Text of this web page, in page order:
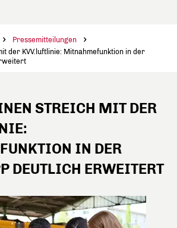
Pressemitteilungen
der KVV.luftlinie: Mitnahmefunktion in der
STREICH MIT DER
IN DER
DEUTLICH ERWEITERT